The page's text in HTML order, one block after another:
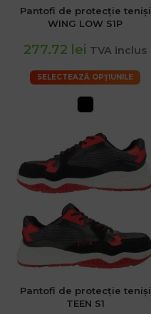
Pantofi de protecție teniși
WING LOW S1P
277.72 lei TVA inclus
SELECTEAZĂ OPȚIUNILE
Pantofi de protecție teniși
TEEN S1